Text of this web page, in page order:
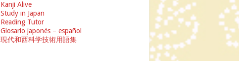
Kanji Alive
Study in Japan
Reading Tutor
Glosario japonés – español
現代和西科学技術用語集